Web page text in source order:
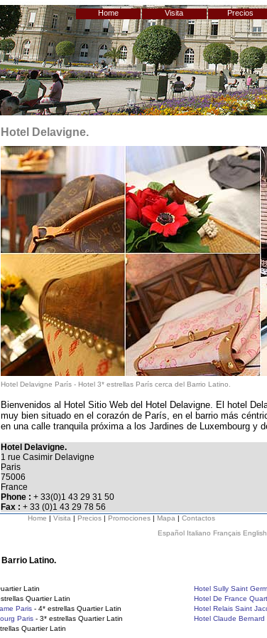
Home Visita Precios
Hotel Delavigne.
Hotel Delavigne París- Hotel 3* estrellas París cerca del Barrio Latino.
Bienvenidos al Hotel Sitio Web del Hotel Delavigne. El hotel
muy bien situado en el corazón de París, en el barrio más
en una calle tranquila próxima a los Jardines de Luxembourg y
Hotel Delavigne.
1 rue Casimir Delavigne
Paris
75006
France
Phone : + 33(0)1 43 29 31 50
Fax : + 33 (0)1 43 29 78 56
Home | Visita | Precios| Promociones| Mapa | Contactos
English
Français
Italiano
Español
Latino.
Latin
Quartier Latin
Paris- 4* estrellas Quartier Latin
Paris- 3* estrellas Quartier Latin
Quartier Latin
Hotel Sully Saint
Hotel De France
Hotel Relais Saint
Hotel Claude Bernard